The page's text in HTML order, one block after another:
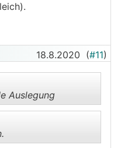
18.8.2020 (#11)
Auslegung